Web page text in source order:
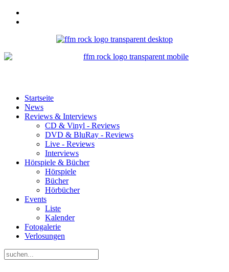
Startseite
News
Reviews & Interviews
CD & Vinyl - Reviews
DVD & BluRay - Reviews
Live - Reviews
Interviews
Hörspiele & Bücher
Hörspiele
Bücher
Hörbücher
Events
Liste
Kalender
Fotogalerie
Verlosungen